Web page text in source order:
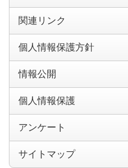
関連リンク
個人情報保護方針
情報公開
個人情報保護
アンケート
サイトマップ